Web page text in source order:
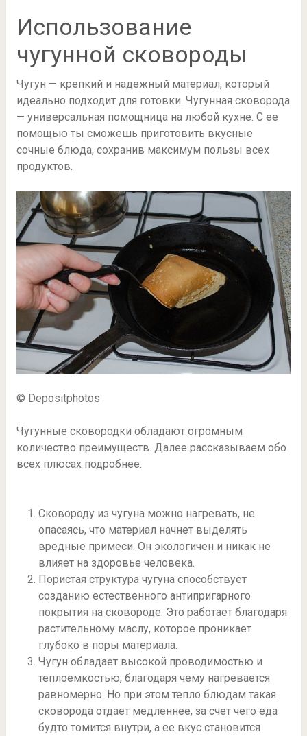
Использование
чугунной сковороды
Чугун — крепкий и надежный материал, который
идеально подходит для готовки. Чугунная сковорода
— универсальная помощница на любой кухне. С ее
помощью ты сможешь приготовить вкусные
сочные блюда, сохранив максимум пользы всех
продуктов.
© Depositphotos
Чугунные сковородки обладают огромным
количество преимуществ. Далее рассказываем обо
всех плюсах подробнее.
Сковороду из чугуна можно нагревать, не
опасаясь, что материал начнет выделять
вредные примеси. Он экологичен и никак не
влияет на здоровье человека.
Пористая структура чугуна способствует
созданию естественного антипригарного
покрытия на сковороде. Это работает благодаря
растительному маслу, которое проникает
глубоко в поры материала.
Чугун обладает высокой проводимостью и
теплоемкостью, благодаря чему нагревается
равномерно. Но при этом тепло блюдам такая
сковорода отдает медленнее, за счет чего еда
будто томится внутри, а ее вкус становится